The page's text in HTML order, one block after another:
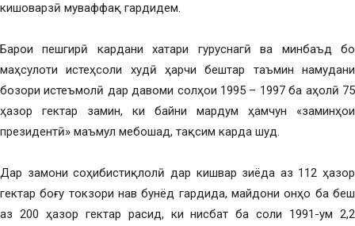
кишоварзӣ муваффақ гардидем.
Барои пешгирӣ кардани хатари гуруснагӣ ва минбаъд бо
маҳсулоти истеҳсоли худӣ ҳарчи бештар таъмин намудани
бозори истеъмолӣ дар давоми солҳои 1995 – 1997 ба аҳолӣ 75
ҳазор гектар замин, ки байни мардум ҳамчун «заминҳои
президентӣ» маъмул мебошад, тақсим карда шуд.
Дар замони соҳибистиқлолӣ дар кишвар зиёда аз 112 ҳазор
гектар боғу токзори нав бунёд гардида, майдони онҳо ба беш
аз 200 ҳазор гектар расид, ки нисбат ба соли 1991-ум 2,2